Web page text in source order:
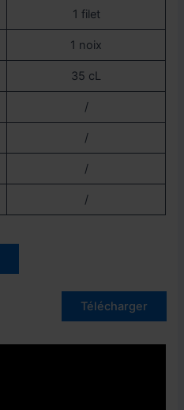
1 filet
1 noix
35 cL
/
/
/
/
Télécharger